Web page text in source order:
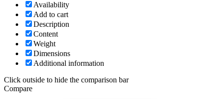
Availability
Add to cart
Description
Content
Weight
Dimensions
Additional information
Click outside to hide the comparison bar
Compare